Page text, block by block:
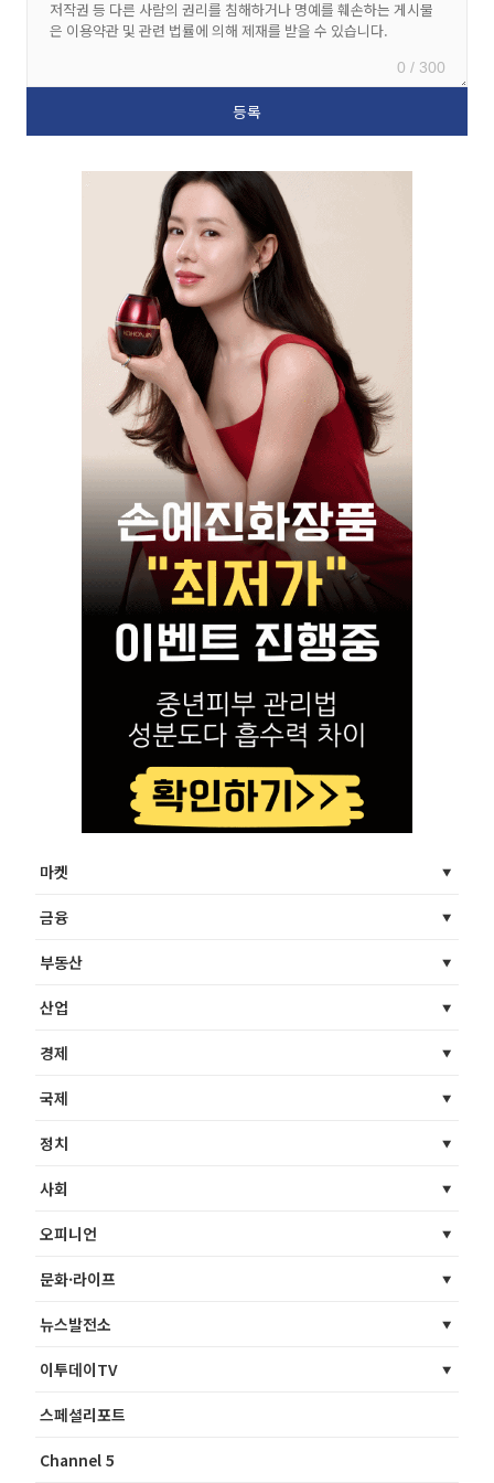
0 / 300
마켓
금융
부동산
산업
경제
국제
정치
사회
오피니언
문화·라이프
뉴스발전소
이투데이TV
스페셜리포트
Channel 5